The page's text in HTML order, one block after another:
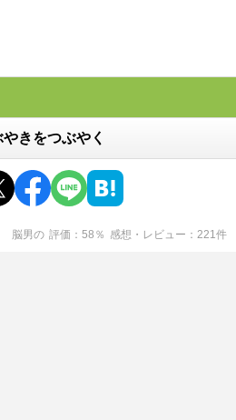
きをつぶやく
脳男の 評価 58 ％ 感想・レビュー 221件